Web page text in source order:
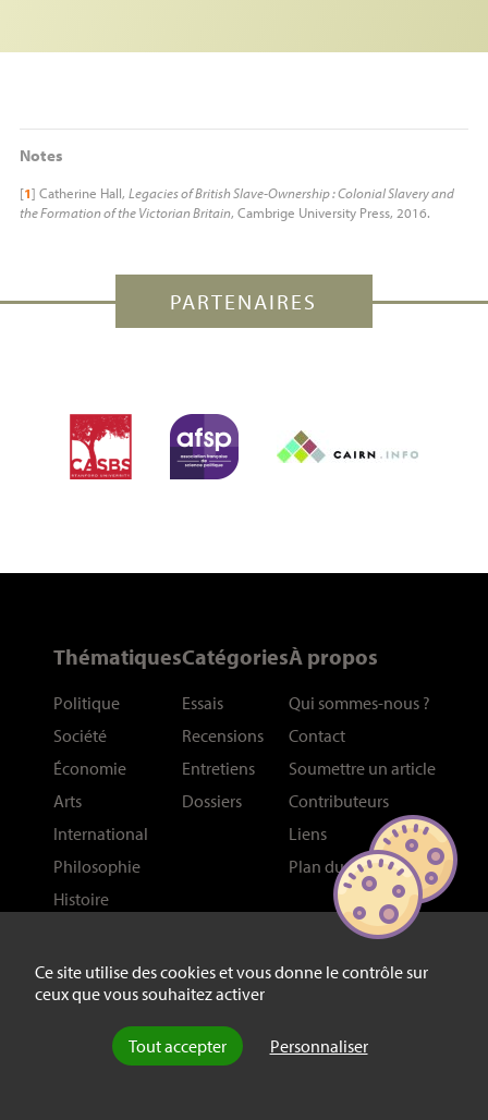
Ce site utilise des cookies et vous donne le contrôle sur
ceux que vous souhaitez activer
Tout accepter Personnaliser
Notes
[1] Catherine Hall, Legacies of British Slave-Ownership : Colonial Slavery and
the Formation of the Victorian Britain, Cambrige University Press, 2016.
PARTENAIRES
Thématiques
Politique
Société
Économie
Arts
International
Philosophie
Histoire
Catégories
Essais
Recensions
Entretiens
Dossiers
À propos
Qui sommes-nous ?
Contact
Soumettre un article
Contributeurs
Liens
Plan du site
Réseaux
Newsletter
Bluesky
Facebook